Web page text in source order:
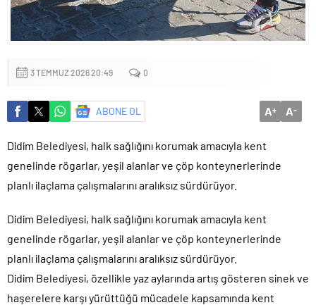
Küçük işletmeler büyük siber risklerle karşı karşıya
3 TEMMUZ 2026 20:49 0
ABONE OL A+ A-
Didim Belediyesi, halk sağlığını korumak amacıyla kent
genelinde rögarlar, yeşil alanlar ve çöp konteynerlerinde
planlı ilaçlama çalışmalarını aralıksız sürdürüyor.
Didim Belediyesi, halk sağlığını korumak amacıyla kent
genelinde rögarlar, yeşil alanlar ve çöp konteynerlerinde
planlı ilaçlama çalışmalarını aralıksız sürdürüyor.
Didim Belediyesi, özellikle yaz aylarında artış gösteren sinek ve
haşerelere karşı yürüttüğü mücadele kapsamında kent